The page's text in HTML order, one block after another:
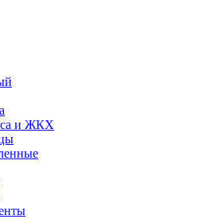
и ЖКХ